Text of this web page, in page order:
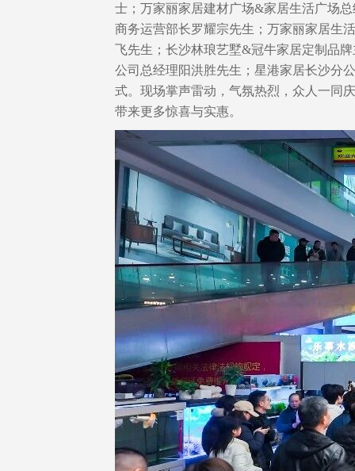
士；万家丽家居建材广场&家居生活广场
商务运营部长罗耀宗先生；万家丽家居生
飞先生；长沙林琅艺墅&冠牛家居定制品
公司总经理阳洪胜先生；星港家居长沙分
式。现场掌声雷动，气氛热烈，众人一同
带来更多惊喜与实惠。